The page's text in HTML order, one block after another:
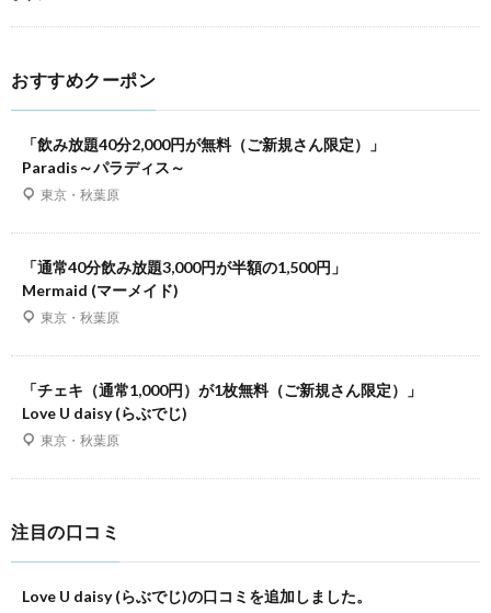
おすすめクーポン
「飲み放題40分2,000円が無料（ご新規さん限定）」
Paradis～パラディス～
東京・秋葉原
「通常40分飲み放題3,000円が半額の1,500円」
Mermaid (マーメイド)
東京・秋葉原
「チェキ（通常1,000円）が1枚無料（ご新規さん限定）」
Love U daisy (らぶでじ)
東京・秋葉原
注目の口コミ
Love U daisy (らぶでじ)の口コミを追加しました。